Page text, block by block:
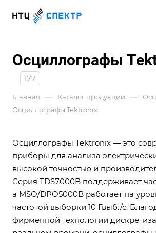
Осциллографы
177
Главная — Каталог продукции —
Осциллографы Tektronix
Осциллографы Tektronix — это
приборы для анализа
высокой точностью и
Серия TDS7000B поддерживает
а MSO/DPO5000B работает на
частотой выборки 10 Гвыб./с.
фирменной технологии